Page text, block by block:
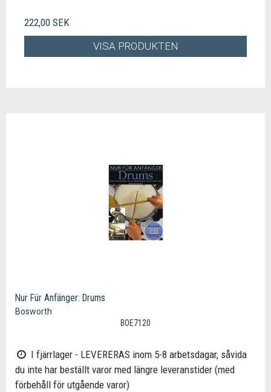
222,00 SEK
VISA PRODUKTEN
Nur Für Anfänger: Drums
Bosworth
BOE7120
I fjärrlager - LEVERERAS inom 5-8 arbetsdagar, såvida
du inte har beställt varor med längre leveranstider (med
förbehåll för utgående varor)